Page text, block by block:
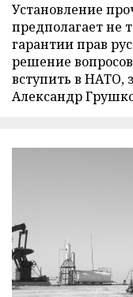
Установление
предполагает не
гарантии прав
решение
вступить в НАТО,
Александр